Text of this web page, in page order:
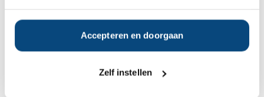
Accepteren en doorgaan
Zelf instellen
doel en de beleggingshorizon wordt de haalbaarheid
hiervan getoetst met behulp van...